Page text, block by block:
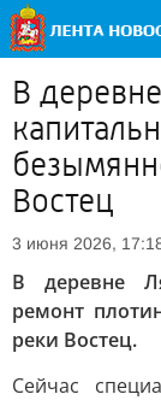
В
Востец
3 июня 2026,
В деревне
ремонт
реки Востец.
Сейчас